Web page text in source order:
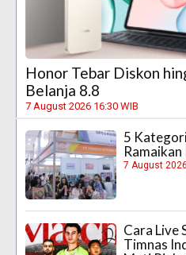
Honor Tebar Diskon
Belanja 8.8
7 August 2026 16:30 WIB
5
7 August
Cara Live
Timnas